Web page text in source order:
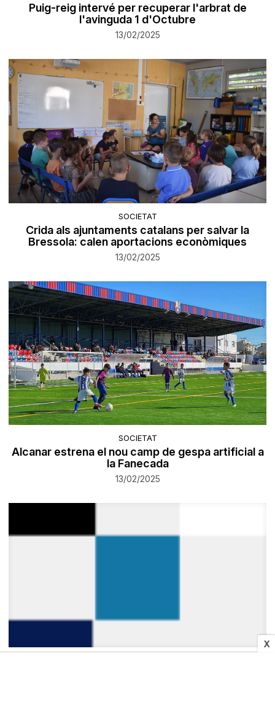
X
Puig-reig intervé per recuperar l'arbrat de
l'avinguda 1 d'Octubre
13/02/2025
SOCIETAT
Crida als ajuntaments catalans per salvar la
Bressola: calen aportacions econòmiques
13/02/2025
SOCIETAT
Alcanar estrena el nou camp de gespa artificial a
la Fanecada
13/02/2025